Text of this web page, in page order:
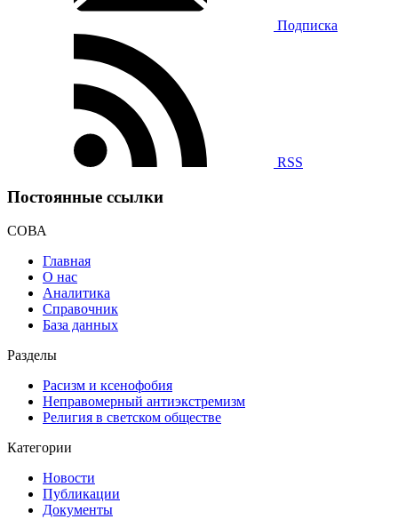
Подписка
RSS
Постоянные ссылки
СОВА
Главная
О нас
Аналитика
Справочник
База данных
Разделы
Расизм и ксенофобия
Неправомерный антиэкстремизм
Религия в светском обществе
Категории
Новости
Публикации
Документы